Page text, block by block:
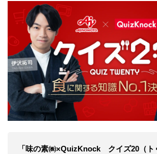
「味の素㈱×QuizKnock クイズ20（ト